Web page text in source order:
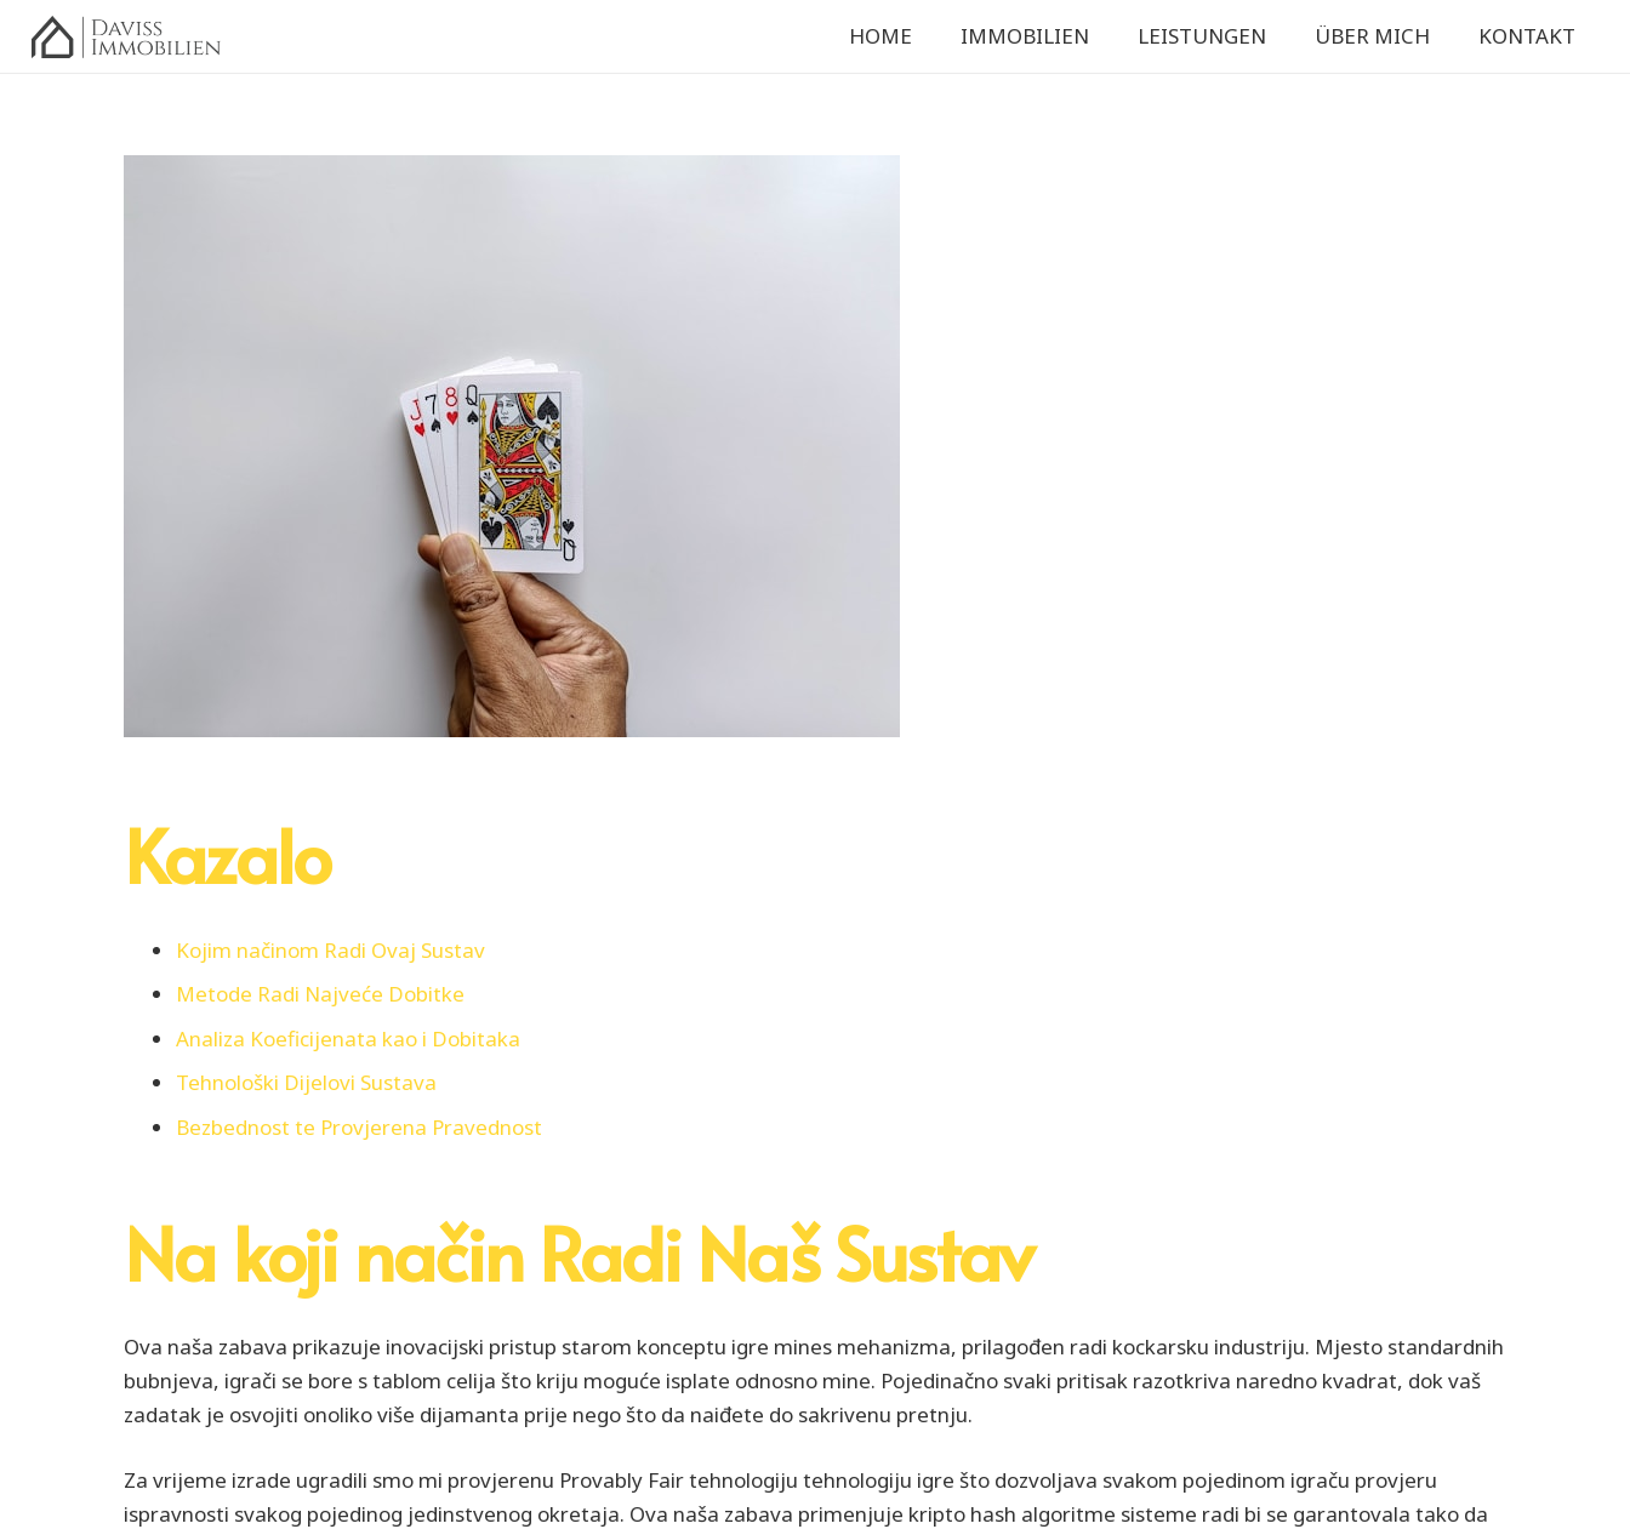
HOME IMMOBILIEN LEISTUNGEN ÜBER MICH KONTAKT
Kazalo
Kojim načinom Radi Ovaj Sustav
Metode Radi Najveće Dobitke
Analiza Koeficijenata kao i Dobitaka
Tehnološki Dijelovi Sustava
Bezbednost te Provjerena Pravednost
Na koji način Radi Naš Sustav
Ova naša zabava prikazuje inovacijski pristup starom konceptu igre mines mehanizma, prilagođen radi kockarsku industriju. Mjesto standardnih
bubnjeva, igrači se bore s tablom celija što kriju moguće isplate odnosno mine. Pojedinačno svaki pritisak razotkriva naredno kvadrat, dok vaš
zadatak je osvojiti onoliko više dijamanta prije nego što da naiđete do sakrivenu pretnju.
Za vrijeme izrade ugradili smo mi provjerenu Provably Fair tehnologiju tehnologiju igre što dozvoljava svakom pojedinom igraču provjeru
ispravnosti svakog pojedinog jedinstvenog okretaja. Ova naša zabava primenjuje kripto hash algoritme sisteme radi bi se garantovala tako da